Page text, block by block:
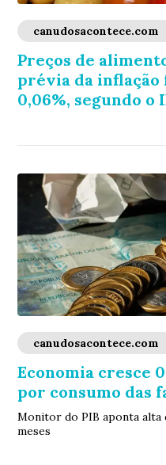
canudosacontece.com
Preços de
prévia da inflação
0,06%, segundo o
canudosacontece.com
Economia cresce
por consumo das
Monitor do PIB aponta alta
meses